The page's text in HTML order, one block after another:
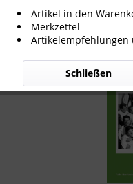
Artikel in den
Merkzettel
Artikelempfehlungen
Schließen